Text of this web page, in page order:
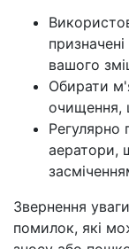
вашого
Обирати
очищення,
Регулярно
аератори,
Звернення
помилок, які